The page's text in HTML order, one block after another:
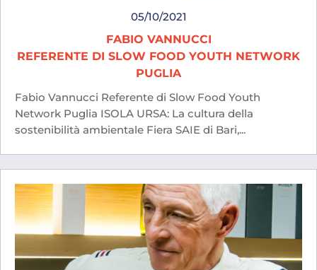
05/10/2021
FABIO VANNUCCI
REFERENTE DI SLOW FOOD YOUTH NETWORK
PUGLIA
Fabio Vannucci Referente di Slow Food Youth
Network Puglia ISOLA URSA: La cultura della
sostenibilità ambientale Fiera SAIE di Bari,...